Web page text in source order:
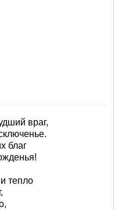
враг,
благ
тепло